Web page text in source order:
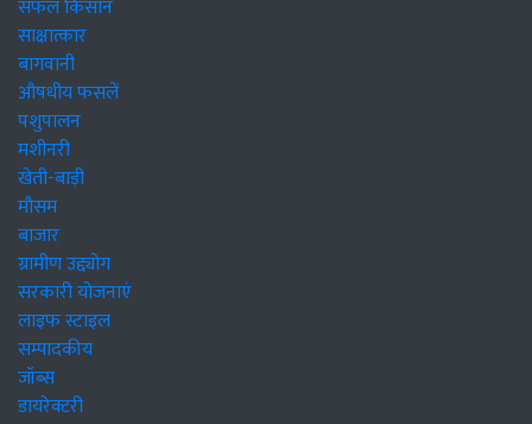
सफल किसान
साक्षात्कार
बागवानी
औषधीय फसलें
पशुपालन
मशीनरी
खेती-बाड़ी
मौसम
बाजार
ग्रामीण उद्द्योग
सरकारी योजनाएं
लाइफ स्टाइल
सम्पादकीय
जॉब्स
डायरेक्टरी